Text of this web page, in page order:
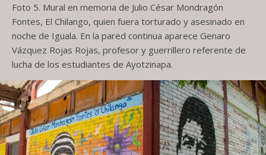
Foto 5. Mural en memoria de Julio César Mondragón
Fontes, El Chilango, quien fuera torturado y asesinado en
noche de Iguala. En la pared continua aparece Genaro
Vázquez Rojas Rojas, profesor y guerrillero referente de
lucha de los estudiantes de Ayotzinapa.